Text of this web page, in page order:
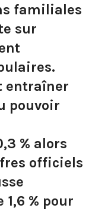
familiales
sur
entraîner
pouvoir
% alors
officiels
% pour